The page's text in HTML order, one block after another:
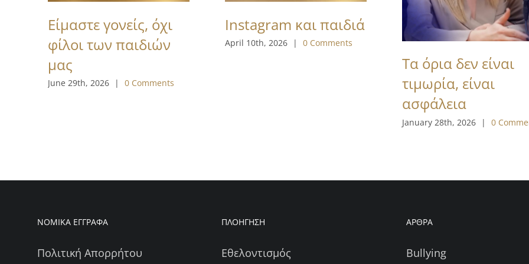
Είμαστε γονείς, όχι
φίλοι των παιδιών
μας
June 29th, 2026 | 0 Comments
Instagram και παιδιά
April 10th, 2026 | 0 Comments
Τα όρια δεν είναι
τιμωρία, είναι
ασφάλεια
January 28th, 2026 | 0
ΝΟΜΙΚΑ ΕΓΓΡΑΦΑ
Πολιτική Απορρήτου
ΠΛΟΗΓΗΣΗ
Εθελοντισμός
ΑΡΘΡΑ
Bullying